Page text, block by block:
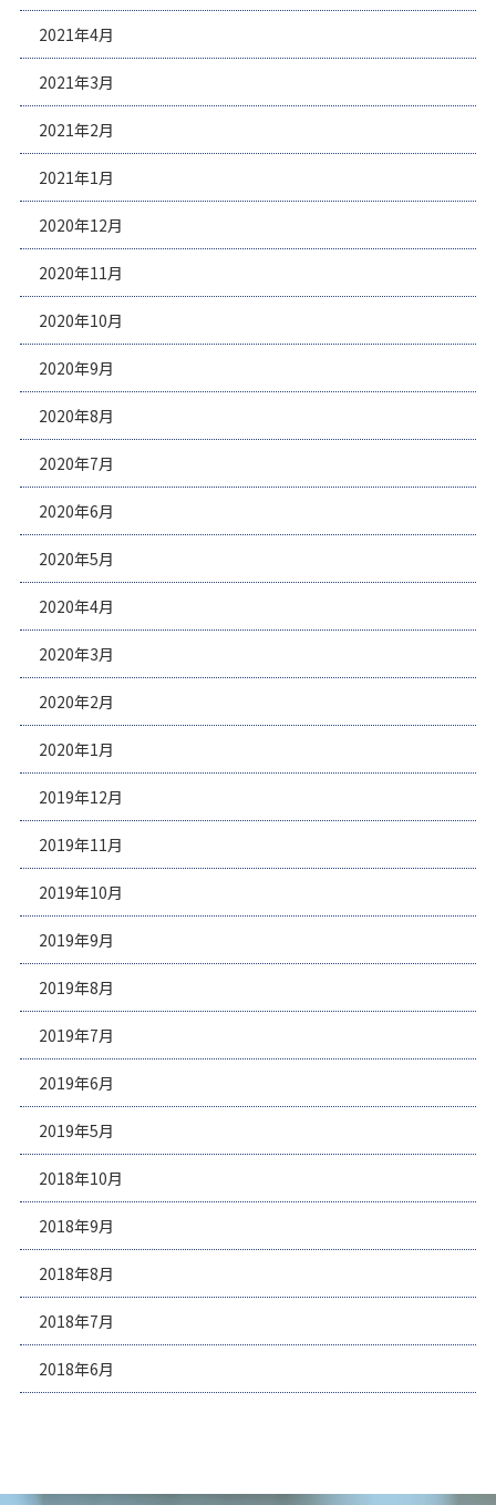
2021年4月
2021年3月
2021年2月
2021年1月
2020年12月
2020年11月
2020年10月
2020年9月
2020年8月
2020年7月
2020年6月
2020年5月
2020年4月
2020年3月
2020年2月
2020年1月
2019年12月
2019年11月
2019年10月
2019年9月
2019年8月
2019年7月
2019年6月
2019年5月
2018年10月
2018年9月
2018年8月
2018年7月
2018年6月